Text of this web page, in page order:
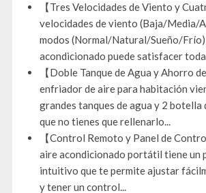
【Tres Velocidades de Viento y
velocidades de viento (Baja/Media/
modos (Normal/Natural/Sueño/
acondicionado puede satisfacer
【Doble Tanque de Agua y Ahorro
enfriador de aire para habitación
grandes tanques de agua y 2 botella
que no tienes que rellenarlo...
【Control Remoto y Panel de
aire acondicionado portátil tiene un
intuitivo que te permite ajustar
y tener un control...